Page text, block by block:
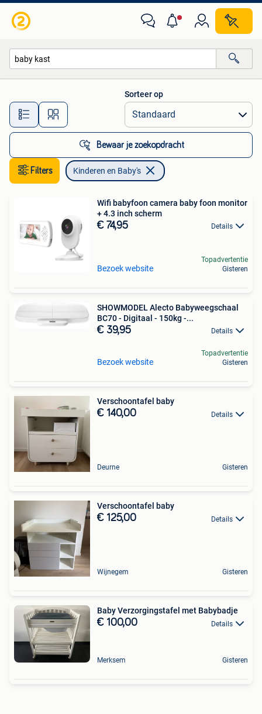
Alle afstanden…
Sorteer op
Bewaar je zoekopdracht
Filters Kinderen en Baby's
Wifi babyfoon camera baby foon monitor
+ 4.3 inch scherm
€ 74,95 Details
Bezoek website
Topadvertentie
Gisteren
SHOWMODEL Alecto Babyweegschaal
BC70 - Digitaal - 150kg -...
€ 39,95 Details
Bezoek website
Topadvertentie
Gisteren
Verschoontafel baby
€ 140,00 Details
Deurne Gisteren
Verschoontafel baby
€ 125,00 Details
Wijnegem Gisteren
Baby Verzorgingstafel met Babybadje
€ 100,00 Details
Merksem Gisteren